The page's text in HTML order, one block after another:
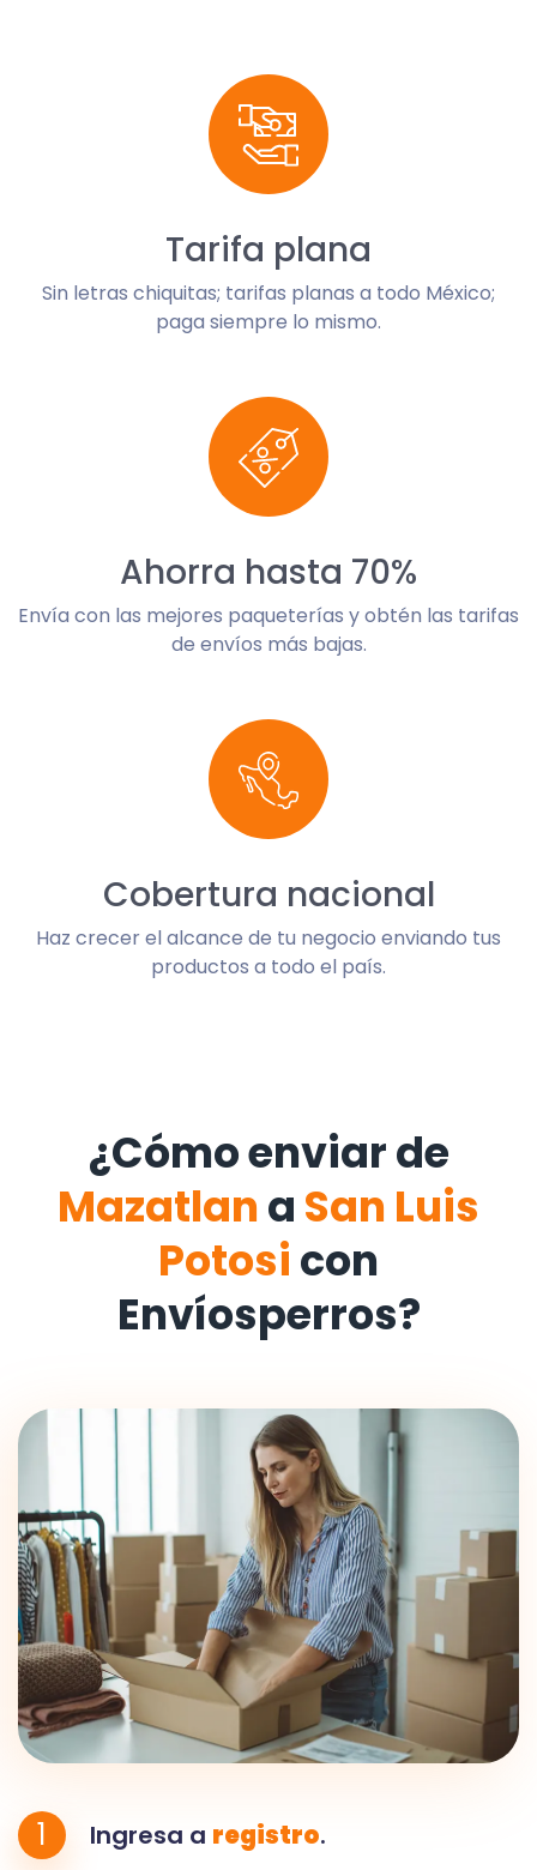
Tarifa plana
Sin letras chiquitas; tarifas planas a todo México;
paga siempre lo mismo.
Ahorra hasta 70%
Envía con las mejores paqueterías y obtén las tarifas
de envíos más bajas.
Cobertura nacional
Haz crecer el alcance de tu negocio enviando tus
productos a todo el país.
¿Cómo enviar de
Mazatlan a San Luis
Potosi con
Envíosperros?
1 Ingresa a registro.